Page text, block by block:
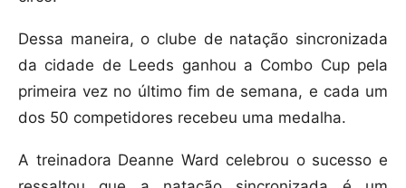
Dessa maneira, o clube de natação sincronizada
da cidade de Leeds ganhou a Combo Cup pela
primeira vez no último fim de semana, e cada um
dos 50 competidores recebeu uma medalha.
A treinadora Deanne Ward celebrou o sucesso e